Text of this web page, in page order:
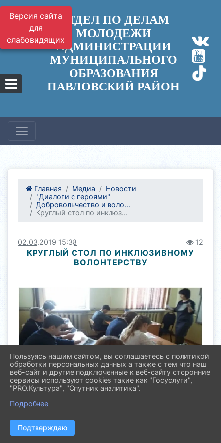
Версия сайта
для
слабовидящих
ОТДЕЛ ПО ДЕЛАМ
МОЛОДЕЖИ
АДМИНИСТРАЦИИ
МУНИЦИПАЛЬНОГО
ОБРАЗОВАНИЯ
ПАВЛОВСКИЙ РАЙОН
Главная Медиа
Новости
"Диалоги с героями"
Добровольчество и воло...
Круглый стол по инклюз...
02.03.2019 15:38 12
КРУГЛЫЙ СТОЛ ПО ИНКЛЮЗИВНОМУ
ВОЛОНТЕРСТВУ
1 марта в сельских поселениях состоялись
Специалисты по работе с молодежью рассказали
привлечения людей с ограниченными
возможностями к общественной жизни. так же
специалисты в коце груглого стола провели
Пользуясь нашим сайтом, вы соглашаетесь с политикой
обработки персональных данных а также с тем что наш
веб-сайт и другие подключенные к веб-сайту сторонние
сервисы используют cookies такие как "Госуслуги",
"PRO.Культура", "Спутник аналитика".
Подробнее
Подтверждаю